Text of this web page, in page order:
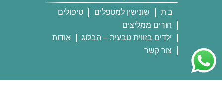
בית שונישין למטפלים
טיפולים
הורים ממליצים
ילדים בזווית טבעית – הבלוג
אודות
צור קשר